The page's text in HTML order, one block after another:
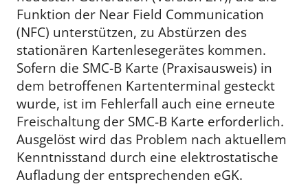
Funktion der Near Field Communication
(NFC) unterstützen, zu Abstürzen des
stationären Kartenlesegerätes kommen.
Sofern die SMC-B Karte (Praxisausweis) in
dem betroffenen Kartenterminal gesteckt
wurde, ist im Fehlerfall auch eine erneute
Freischaltung der SMC-B Karte erforderlich.
Ausgelöst wird das Problem nach aktuellem
Kenntnisstand durch eine elektrostatische
Aufladung der entsprechenden eGK.